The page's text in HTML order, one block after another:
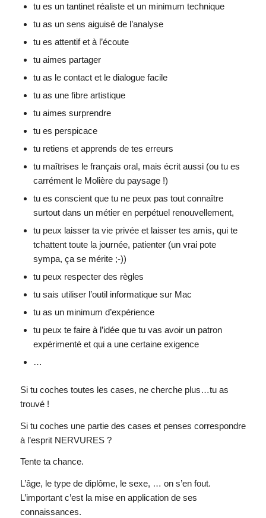
tu es un tantinet réaliste et un minimum technique
tu as un sens aiguisé de l’analyse
tu es attentif et à l’écoute
tu aimes partager
tu as le contact et le dialogue facile
tu as une fibre artistique
tu aimes surprendre
tu es perspicace
tu retiens et apprends de tes erreurs
tu maîtrises le français oral, mais écrit aussi (ou tu es
carrément le Molière du paysage !)
tu es conscient que tu ne peux pas tout connaître
surtout dans un métier en perpétuel renouvellement,
tu peux laisser ta vie privée et laisser tes amis, qui te
tchattent toute la journée, patienter (un vrai pote
sympa, ça se mérite ;-))
tu peux respecter des règles
tu sais utiliser l’outil informatique sur Mac
tu as un minimum d’expérience
tu peux te faire à l’idée que tu vas avoir un patron
expérimenté et qui a une certaine exigence
…
Si tu coches toutes les cases, ne cherche plus…tu as
trouvé !
Si tu coches une partie des cases et penses correspondre
à l’esprit NERVURES ?
Tente ta chance.
L’âge, le type de diplôme, le sexe, … on s’en fout.
L’important c’est la mise en application de ses
connaissances.